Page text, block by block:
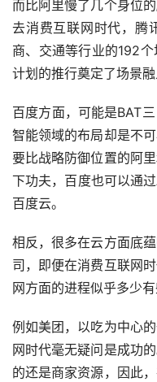
而比阿里慢了几个身位
去消费互联网时代，腾
商、交通等行业的192
计划的推行奠定了场景融
百度方面，可能是BAT
智能领域的布局却是不
要比战略防御位置的阿
下功夫，百度也可以通
百度云。
相反，很多在云方面底
司，即便在消费互联网
网方面的进程似乎多少有
例如美团，以吃为中心
网时代毫无疑问是成功
的还是商家资源，因此